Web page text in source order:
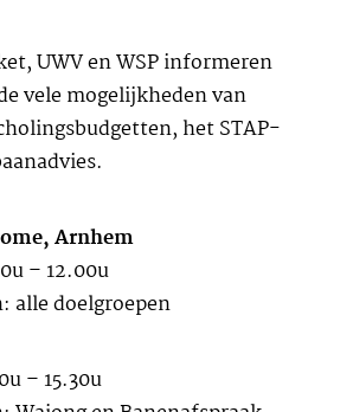
UWV en WSP informeren
vele mogelijkheden van
het STAP-
Arnhem
– 12.00u
alle doelgroepen
– 15.30u